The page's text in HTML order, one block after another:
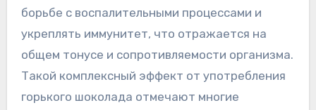
борьбе с воспалительными процессами и
укреплять иммунитет‚ что отражается на
общем тонусе и сопротивляемости организма.
Такой комплексный эффект от употребления
горького шоколада отмечают многие